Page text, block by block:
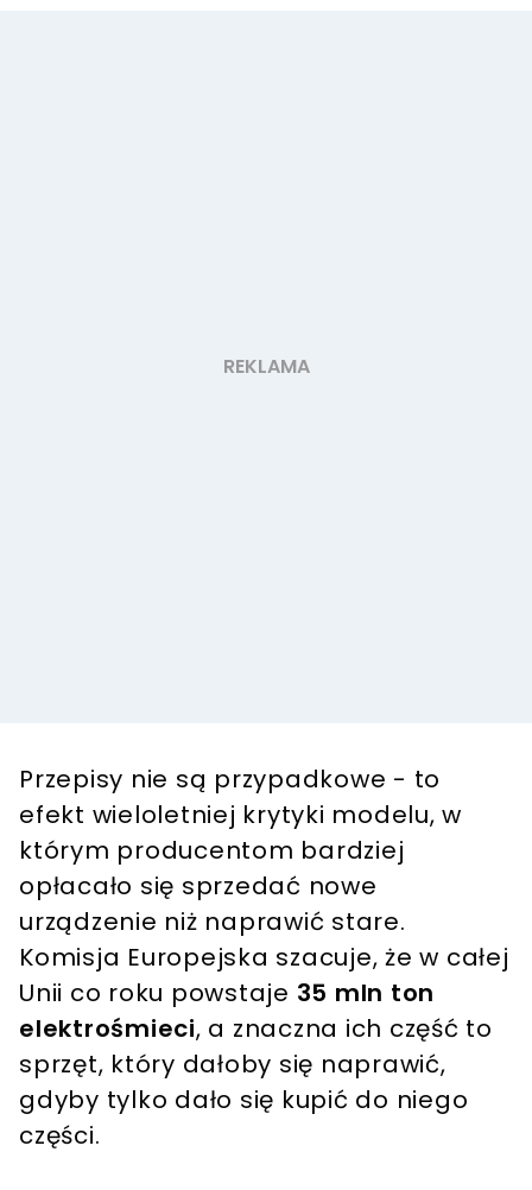
Przepisy nie są przypadkowe - to
efekt wieloletniej krytyki modelu, w
którym producentom bardziej
opłacało się sprzedać nowe
urządzenie niż naprawić stare.
Komisja Europejska szacuje, że w całej
Unii co roku powstaje 35 mln ton
elektrośmieci, a znaczna ich część to
sprzęt, który dałoby się naprawić,
gdyby tylko dało się kupić do niego
części.